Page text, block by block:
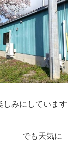
しみにしています
気に